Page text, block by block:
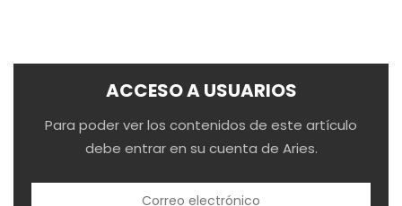
ACCESO A USUARIOS
Para poder ver los contenidos de este artículo
debe entrar en su cuenta de Aries.